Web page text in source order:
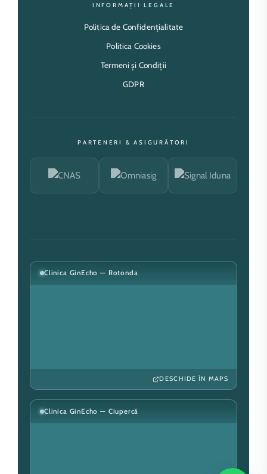
INFORMAȚII LEGALE
Politica de Confidențialitate
Politica Cookies
Termeni și Condiții
GDPR
PARTENERI & ASIGURĂTORI
Clinica GinEcho — Rotonda
DESCHIDE ÎN MAPS
Clinica GinEcho — Ciupercă